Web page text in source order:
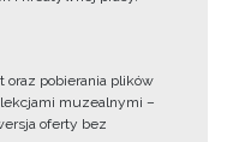
oraz pobierania plików
muzealnymi –
oferty bez